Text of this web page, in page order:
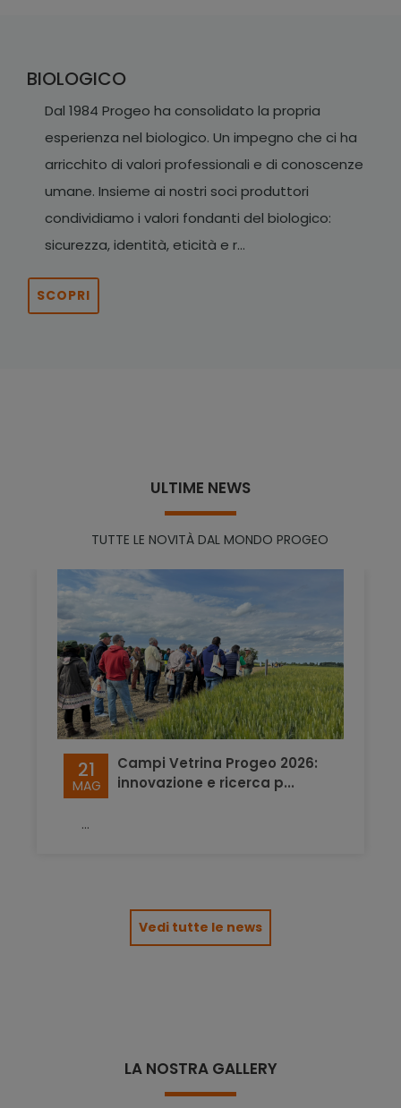
BIOLOGICO
Dal 1984 Progeo ha consolidato la propria
esperienza nel biologico. Un impegno che ci ha
arricchito di valori professionali e di conoscenze
umane. Insieme ai nostri soci produttori
condividiamo i valori fondanti del biologico:
sicurezza, identità, eticità e r...
SCOPRI
ULTIME NEWS
TUTTE LE NOVITÀ DAL MONDO PROGEO
21
MAG
Campi Vetrina Progeo 2026:
innovazione e ricerca p...
...
Vedi tutte le news
LA NOSTRA GALLERY